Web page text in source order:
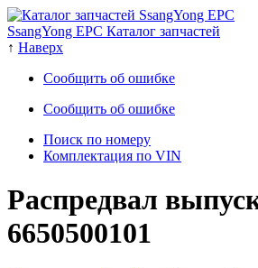
SsangYong EPC Каталог запчастей
↑ Наверх
Сообщить об ошибке
Сообщить об ошибке
Поиск по номеру
Комплектация по VIN
Распредвал
6650500101